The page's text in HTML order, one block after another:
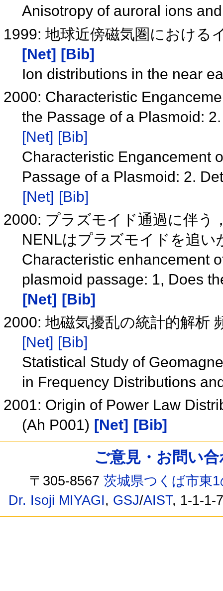
Anisotropy of auroral ions
1999: 地球近傍磁気圏における
[Net] [Bib]
Ion distributions in the near
2000: Characteristic
the Passage of a Plasmoid:
[Net] [Bib]
Characteristic Engancement
Passage of a Plasmoid: 2.
[Net] [Bib]
2000: プラズモイド通過に伴う
NENLはプラズモイドを追
Characteristic enhancement
plasmoid passage: 1, Does
[Net] [Bib]
2000: 地磁気擾乱の統計的解析
[Net] [Bib]
Statistical Study of
in Frequency Distributions
2001: Origin of Power Law
(Ah P001) [Net] [Bib]
ご意見・お問い
〒305-8567茨城県つくば市東
Dr. Isoji MIYAGI, GSJ/AIST, 1-1-1-